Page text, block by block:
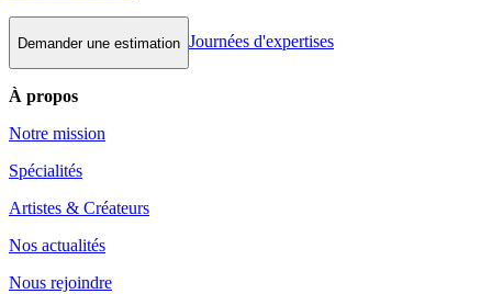
Demander une estimation Journées d'expertises
À propos
Notre mission
Spécialités
Artistes & Créateurs
Nos actualités
Nous rejoindre